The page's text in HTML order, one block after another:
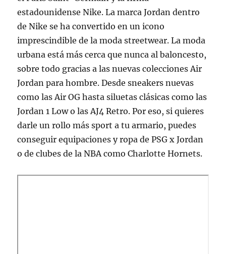
estadounidense Nike. La marca Jordan dentro
de Nike se ha convertido en un icono
imprescindible de la moda streetwear. La moda
urbana está más cerca que nunca al baloncesto,
sobre todo gracias a las nuevas colecciones Air
Jordan para hombre. Desde sneakers nuevas
como las Air OG hasta siluetas clásicas como las
Jordan 1 Low o las AJ4 Retro. Por eso, si quieres
darle un rollo más sport a tu armario, puedes
conseguir equipaciones y ropa de PSG x Jordan
o de clubes de la NBA como Charlotte Hornets.